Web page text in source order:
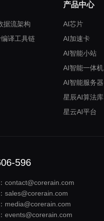
据流架构
译工具链
产品中心
AI芯片
AI加速卡
AI智能小站
AI智能一体机
AI智能服务器
星辰AI算法库
星云AI平台
596
contact@corerain.com
sales@corerain.com
media@corerain.com
events@corerain.com